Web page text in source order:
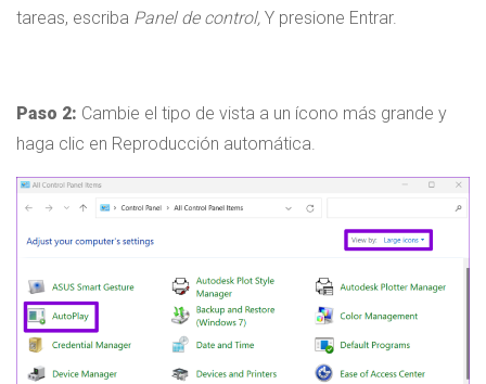
tareas, escriba Panel de control, Y presione Entrar.
Paso 2: Cambie el tipo de vista a un ícono más grande y
haga clic en Reproducción automática.